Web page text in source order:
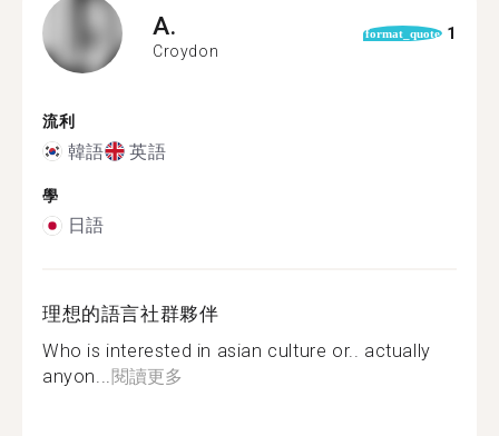
A.
Croydon
format_quote 1
流利
韓語 英語
學
日語
理想的語言社群夥伴
Who is interested in asian culture or.. actually
anyon...閱讀更多